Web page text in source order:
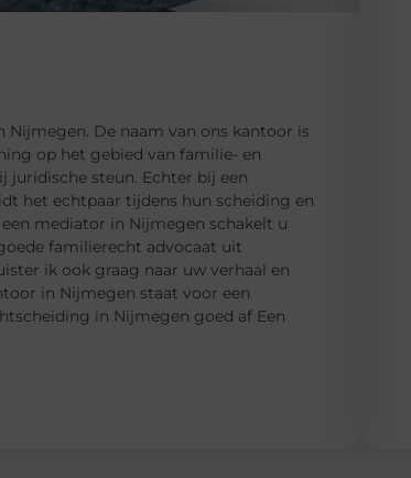
De naam van ons kantoor is
op het gebied van familie- en
juridische steun. Echter bij een
het echtpaar tijdens hun scheiding en
mediator in Nijmegen schakelt u
familierecht advocaat uit
ik ook graag naar uw verhaal en
in Nijmegen staat voor een
in Nijmegen goed af Een